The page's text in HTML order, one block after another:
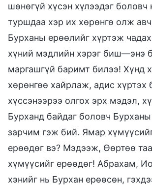
шөнөгүй хүсэн хүлээдэг боловч
туршдаа хэр их хөрөнгө олж
Бурханы ерөөлийг хүртэж чадах
хүний мэдлийн хэрэг биш—энэ
маргашгүй баримт билээ! Хүнд
хөрөнгөө хайрлаж, адис
хүссэнээрээ олгох эрх мэдэл,
Бурханд байдаг боловч
зарчим гэж бий. Ямар
ерөөдөг вэ? Мэдээж, Өөртөө
хүмүүсийг ерөөдөг! Абрахам,
хэнийг нь Бурхан ерөөсөн,